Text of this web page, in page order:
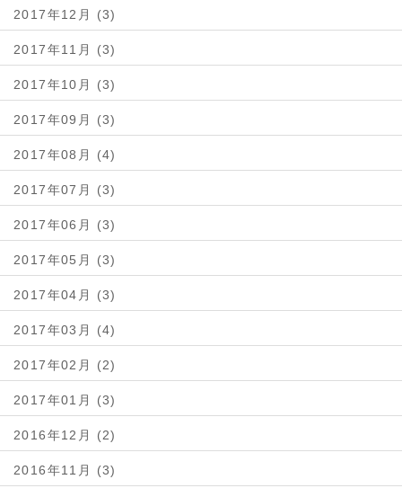
2017年12月 (3)
2017年11月 (3)
2017年10月 (3)
2017年09月 (3)
2017年08月 (4)
2017年07月 (3)
2017年06月 (3)
2017年05月 (3)
2017年04月 (3)
2017年03月 (4)
2017年02月 (2)
2017年01月 (3)
2016年12月 (2)
2016年11月 (3)